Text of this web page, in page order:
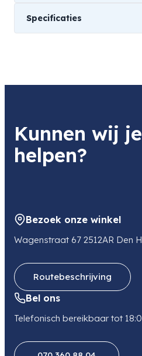
Specificaties
Kunnen wij
helpen?
Bezoek onze winkel
Wagenstraat 67 2512AR Den
Routebeschrijving
Bel ons
Telefonisch bereikbaar tot